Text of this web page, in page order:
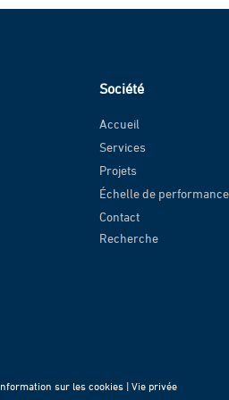
Société
Accueil
Services
Projets
Échelle de performance
Contact
Recherche
sur les cookies | Vie privée